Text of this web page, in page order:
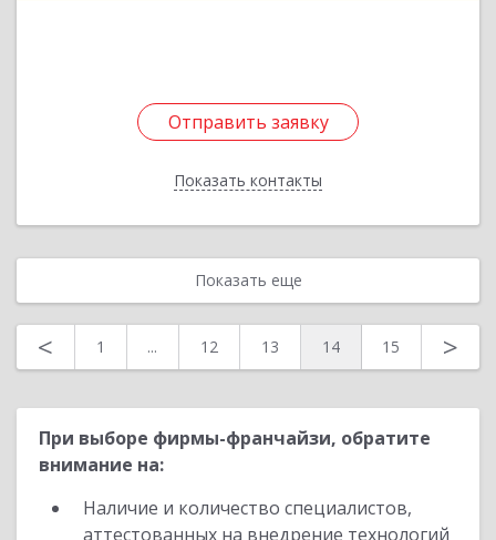
Отправить заявку
Показать контакты
Отправить заявку
Назад
Показать еще
< 1 ... 12 13 14 15 >
При выборе фирмы-франчайзи, обратите
внимание на:
Наличие и количество специалистов,
аттестованных на внедрение технологий